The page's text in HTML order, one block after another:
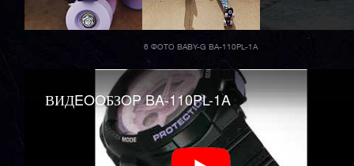
6 ФОТО BABY-G BA-110PL-1A
ВИДEOOБЗOP BA-110PL-1A